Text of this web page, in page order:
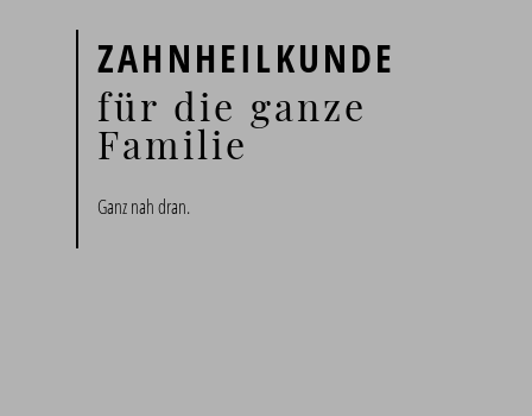
ZAHNHEILKUNDE
für die ganze
Familie
Ganz nah dran.